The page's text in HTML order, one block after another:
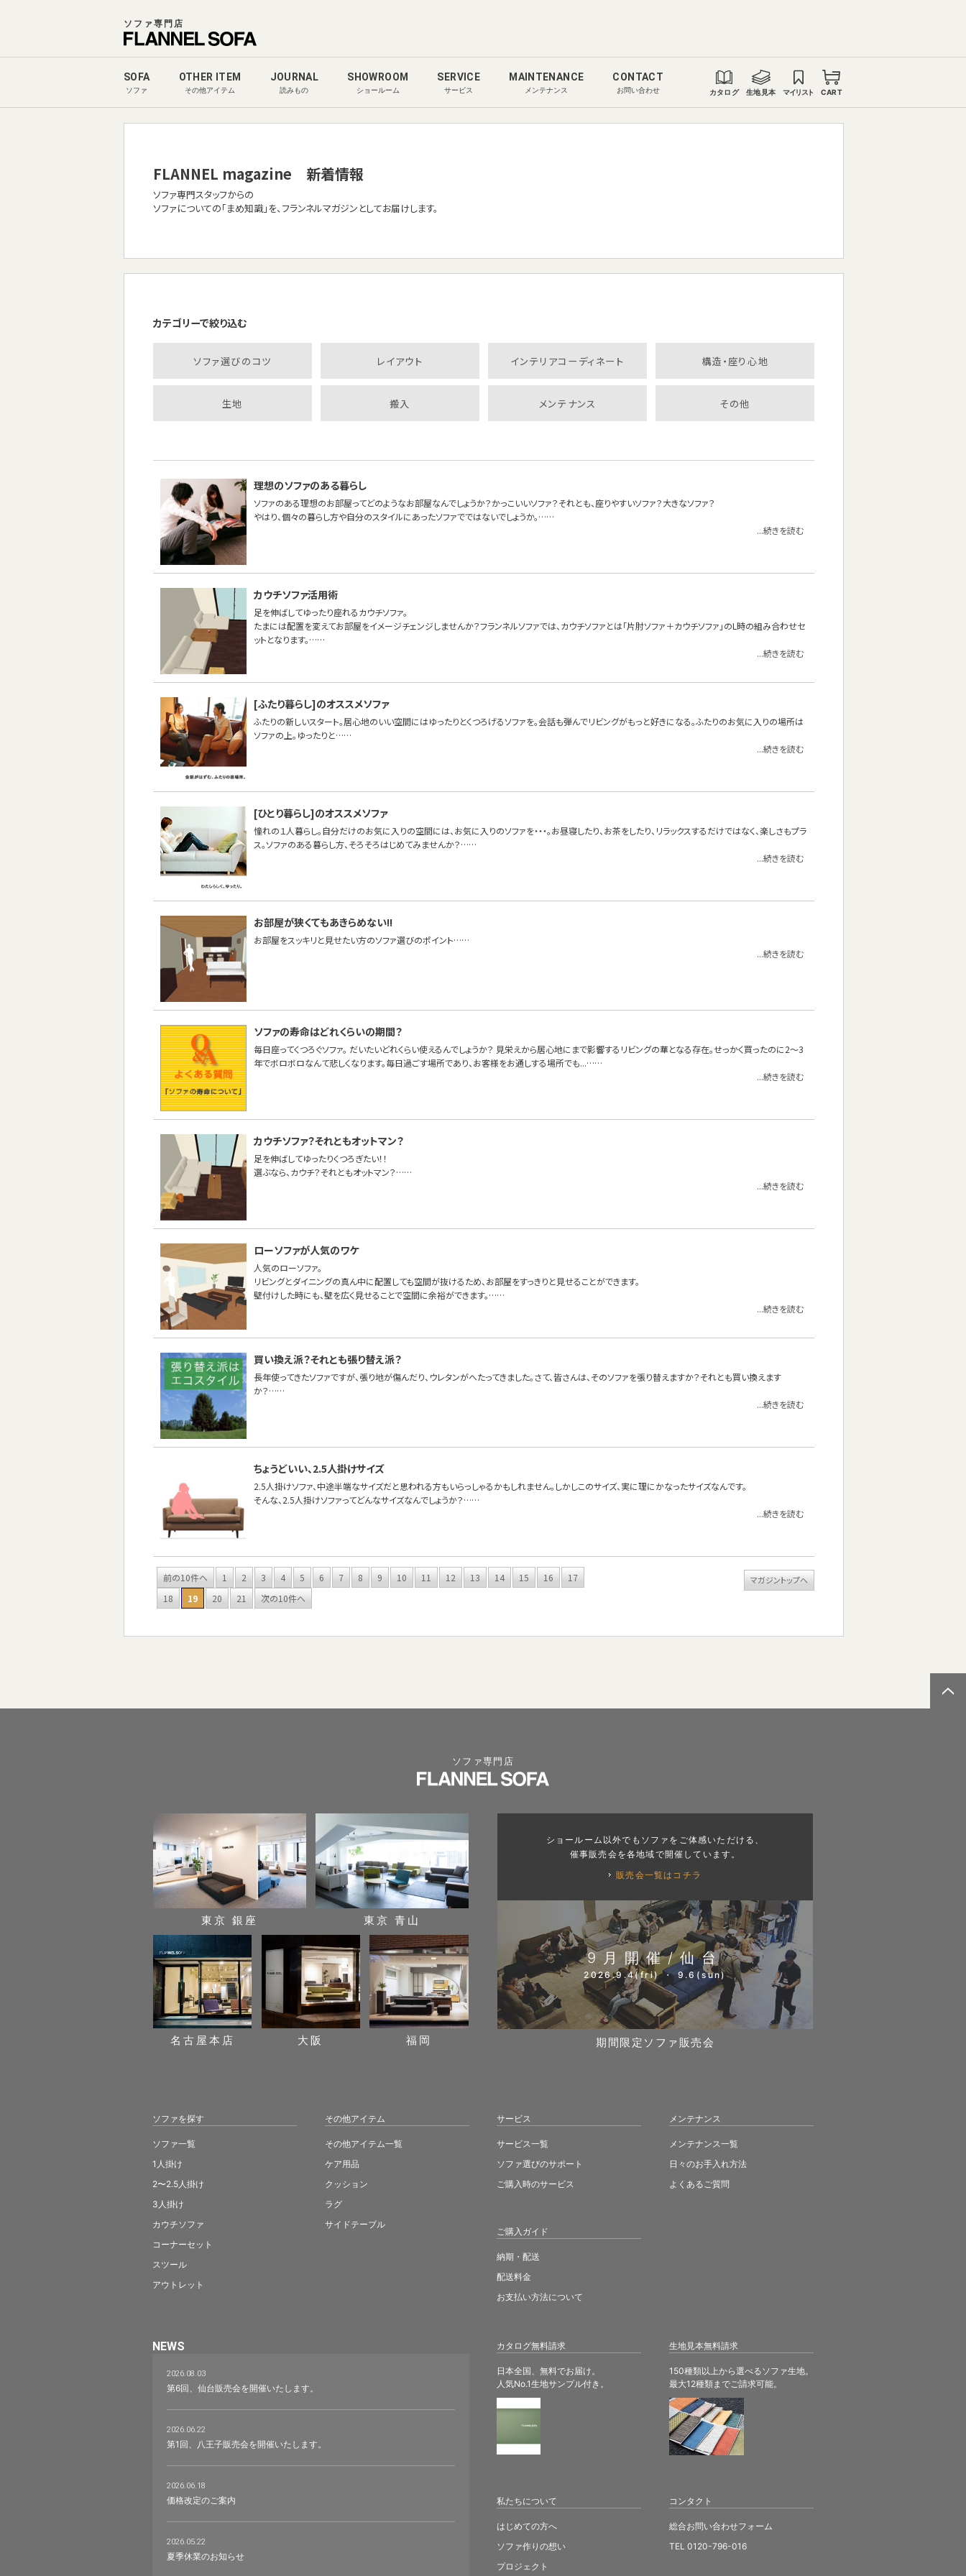
ソファ専門店
SOFA
ソファ
OTHER ITEM
その他アイテム
JOURNAL
読みもの
SHOWROOM
ショールーム
SERVICE
サービス
MAINTENANCE
メンテナンス
CONTACT
お問い合わせ カタログ 生地見本 マイリスト CART
FLANNEL magazine 新着情報
ソファ専門スタッフからの
ソファについての「まめ知識」を、フランネルマガジンとしてお届けします。
カテゴリーで絞り込む
ソファ選びのコツ レイアウト インテリアコーディネート 構造・座り心地
生地 搬入 メンテナンス その他
理想のソファのある暮らし
ソファのある理想のお部屋ってどのようなお部屋なんでしょうか？かっこいいソファ？それとも、座りやすいソファ？大きなソファ？
やはり、個々の暮らし方や自分のスタイルにあったソファでではないでしょうか。……
...続きを読む
カウチソファ活用術
足を伸ばしてゆったり座れるカウチソファ。
たまには配置を変えてお部屋をイメージチェンジしませんか？フランネルソファでは、カウチソファとは「片肘ソファ＋カウチソファ」のL時の組み合わせセ
ットとなります。……
...続きを読む
[ふたり暮らし]のオススメソファ
ふたりの新しいスタート。居心地のいい空間にはゆったりとくつろげるソファを。会話も弾んでリビングがもっと好きになる。ふたりのお気に入りの場所は
ソファの上。ゆったりと……
...続きを読む
[ひとり暮らし]のオススメソファ
憧れの１人暮らし。自分だけのお気に入りの空間には、お気に入りのソファを・・・。お昼寝したり、お茶をしたり、リラックスするだけではなく、楽しさもプラ
ス。ソファのある暮らし方、そろそろはじめてみませんか？……
...続きを読む
お部屋が狭くてもあきらめない!!
お部屋をスッキリと見せたい方のソファ選びのポイント……
...続きを読む
ソファの寿命はどれくらいの期間？
毎日座ってくつろぐソファ。 だいたいどれくらい使えるんでしょうか？ 見栄えから居心地にまで影響するリビングの華となる存在。せっかく買ったのに2～3
年でボロボロなんて悲しくなります。毎日過ごす場所であり、お客様をお通しする場所でも...……
...続きを読む
カウチソファ？それともオットマン？
足を伸ばしてゆったりくつろぎたい！！
選ぶなら、カウチ？それともオットマン？……
...続きを読む
ローソファが人気のワケ
人気のローソファ。
リビングとダイニングの真ん中に配置しても空間が抜けるため、お部屋をすっきりと見せることができます。
壁付けした時にも、壁を広く見せることで空間に余裕ができます。……
...続きを読む
買い換え派？それとも張り替え派？
長年使ってきたソファですが、張り地が傷んだり、ウレタンがへたってきました。さて、皆さんは、そのソファを張り替えますか？それとも買い換えます
か？……
...続きを読む
ちょうどいい、2.5人掛けサイズ
2.5人掛けソファ、中途半端なサイズだと思われる方もいらっしゃるかもしれません。しかしこのサイズ、実に理にかなったサイズなんです。
そんな、2.5人掛けソファってどんなサイズなんでしょうか？……
...続きを読む
前の10件へ 1 2 3 4 5 6 7 8 9 10 11 12 13 14 15 16
17
18
19 20 21 次の10件へ
マガジントップへ
ソファ専門店
カタログ無料請求
日本全国、無料でお届け。
人気No.1生地サンプル付き。
生地見本無料請求
150種類以上から選べるソファ生地。
最大12種類までご請求可能。
東京 銀座 東京 青山
名古屋本店 大阪 福岡
ショールーム以外でもソファをご体感いただける、
催事販売会を各地域で開催しています。
販売会一覧はコチラ
9月開催/仙台
2026.9.4(fri) ・ 9.6(sun)
期間限定ソファ販売会
ソファを探す
ソファ一覧
1人掛け
2〜2.5人掛け
3人掛け
カウチソファ
コーナーセット
スツール
アウトレット
その他アイテム
その他アイテム一覧
ケア用品
クッション
ラグ
サイドテーブル
サービス
サービス一覧
ソファ選びのサポート
ご購入時のサービス
ご購入ガイド
納期・配送
配送料金
お支払い方法について
メンテナンス
メンテナンス一覧
日々のお手入れ方法
よくあるご質問
NEWS
2026.08.03
第6回、仙台販売会を開催いたします。
2026.06.22
第1回、八王子販売会を開催いたします。
2026.06.18
価格改定のご案内
2026.05.22
夏季休業のお知らせ
私たちについて
はじめての方へ
ソファ作りの想い
プロジェクト
コンタクト
総合お問い合わせフォーム
TEL 0120-796-016